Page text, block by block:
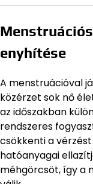
enyhítése
A menstruációval
közérzet sok nő
az időszakban
rendszeres
csökkenti a
hatóanyagai
méhgörcsöt, így a